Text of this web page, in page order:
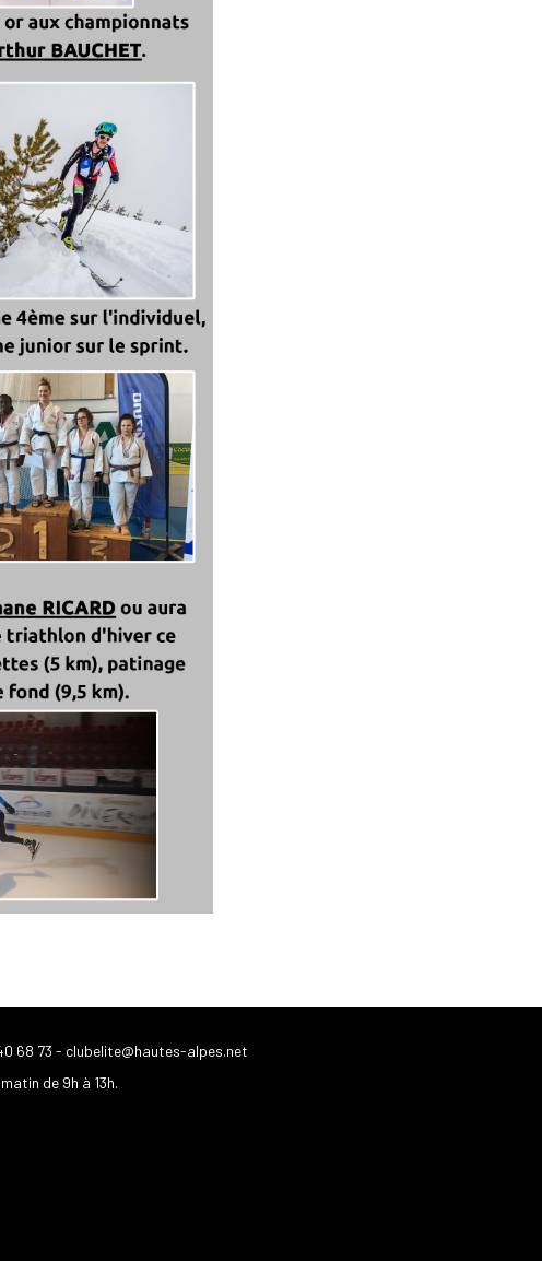
68 73 - clubelite@hautes-alpes.net
de 9h à 13h.